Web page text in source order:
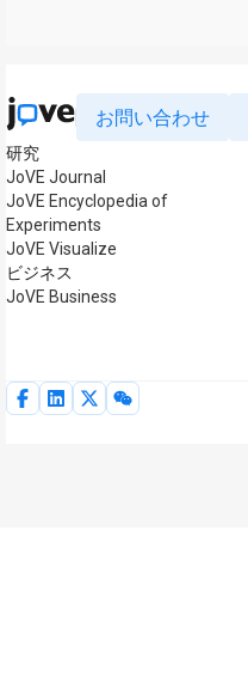
お問い合わせ
研究
JoVE Journal
JoVE Encyclopedia of
Experiments
JoVE Visualize
ビジネス
JoVE Business